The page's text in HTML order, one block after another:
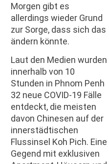
Morgen gibt es
allerdings wieder Grund
zur Sorge, dass sich das
ändern könnte.
Laut den Medien wurden
innerhalb von 10
Stunden in Phnom Penh
32 neue COVID-19 Fälle
entdeckt, die meisten
davon Chinesen auf der
innerstädtischen
Flussinsel Koh Pich. Eine
Gegend mit exklusiven